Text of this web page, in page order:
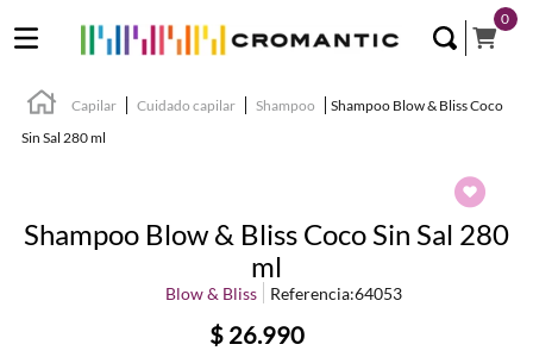
0
Capilar Cuidado capilar Shampoo
Shampoo Blow & Bliss Coco
Sin Sal 280 ml
Shampoo Blow & Bliss Coco Sin Sal 280
ml
Blow & Bliss Referencia:64053
$ 26.990